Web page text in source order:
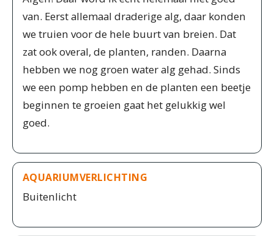
van. Eerst allemaal draderige alg, daar konden
we truien voor de hele buurt van breien. Dat
zat ook overal, de planten, randen. Daarna
hebben we nog groen water alg gehad. Sinds
we een pomp hebben en de planten een beetje
beginnen te groeien gaat het gelukkig wel
goed.
AQUARIUMVERLICHTING
Buitenlicht